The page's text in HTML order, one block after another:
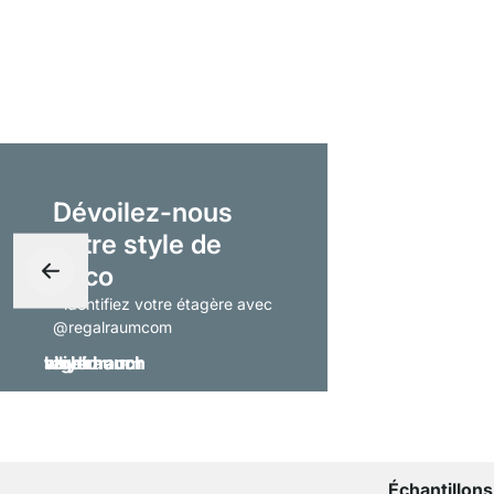
Dévoilez-nous
votre style de
déco
- identifiez votre étagère avec
@regalraumcom